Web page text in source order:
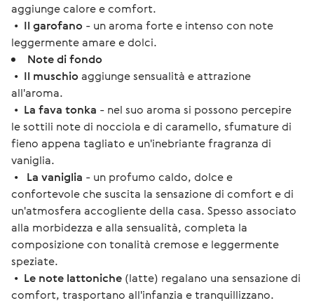
aggiunge calore e comfort.
• Il garofano - un aroma forte e intenso con note
leggermente amare e dolci.
Note di fondo
• Il muschio aggiunge sensualità e attrazione
all'aroma.
• La fava tonka - nel suo aroma si possono percepire
le sottili note di nocciola e di caramello, sfumature di
fieno appena tagliato e un'inebriante fragranza di
vaniglia.
• La vaniglia - un profumo caldo, dolce e
confortevole che suscita la sensazione di comfort e di
un'atmosfera accogliente della casa. Spesso associato
alla morbidezza e alla sensualità, completa la
composizione con tonalità cremose e leggermente
speziate.
• Le note lattoniche (latte) regalano una sensazione di
comfort, trasportano all'infanzia e tranquillizzano.